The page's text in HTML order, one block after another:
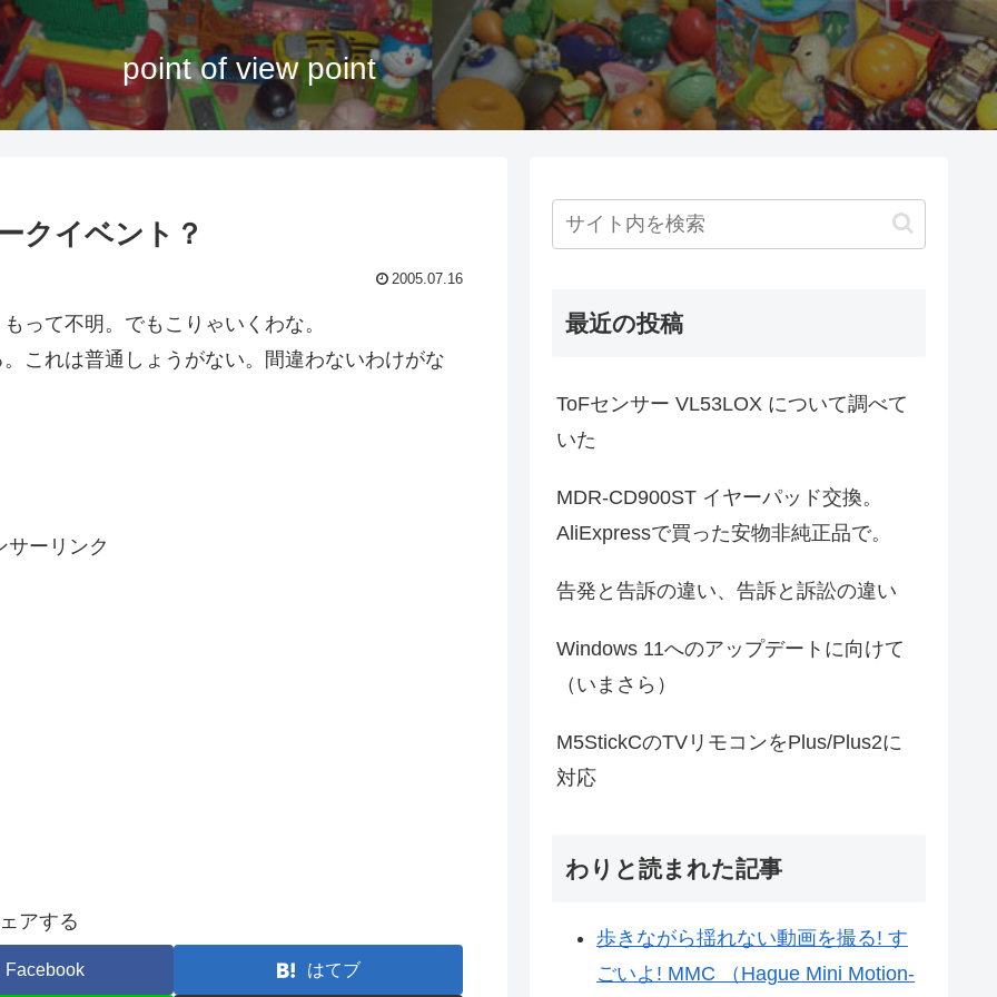
point of view point
クイベント？
2005.07.16
って不明。でもこりゃいくわな。
これは普通しょうがない。間違わないわけがな
サーリンク
アする
Facebook はてブ
最近の投稿
ToFセンサー VL53LOX について調べて
いた
MDR-CD900ST イヤーパッド交換。
AliExpressで買った安物非純正品で。
告発と告訴の違い、告訴と訴訟の違い
Windows 11へのアップデートに向けて
（いまさら）
M5StickCのTVリモコンをPlus/Plus2に
対応
わりと読まれた記事
歩きながら揺れない動画を撮る! す
ごいよ! MMC （Hague Mini Motion-